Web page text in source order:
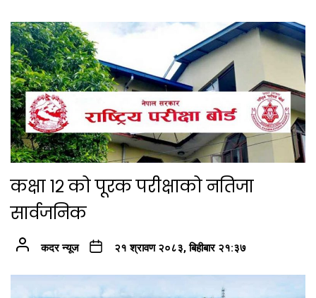
कक्षा १२ को पूरक परीक्षाको नतिजा
सार्वजनिक
कदर न्यूज २१ श्रावण २०८३, बिहीबार २१:३७